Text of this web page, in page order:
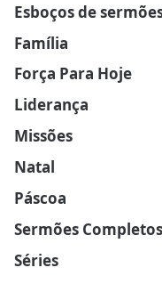
Esboços de
Família
Força Para Hoje
Liderança
Missões
Natal
Páscoa
Sermões Completos
Séries